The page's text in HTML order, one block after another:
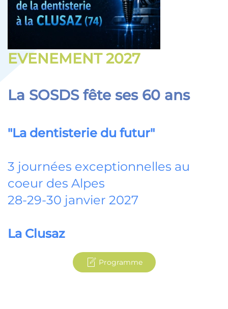
EVENEMENT 2027
La SOSDS fête ses 60 ans
"La dentisterie du futur"
3 journées exceptionnelles au
coeur des Alpes
28-29-30 janvier 2027
La Clusaz
Programme